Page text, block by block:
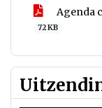
Agenda
72 KB